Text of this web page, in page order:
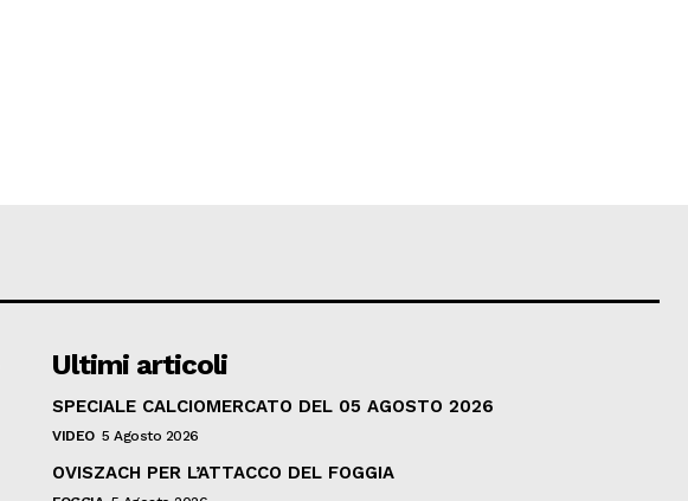
Ultimi articoli
SPECIALE CALCIOMERCATO DEL 05 AGOSTO 2026
VIDEO 5 Agosto 2026
OVISZACH PER L’ATTACCO DEL FOGGIA